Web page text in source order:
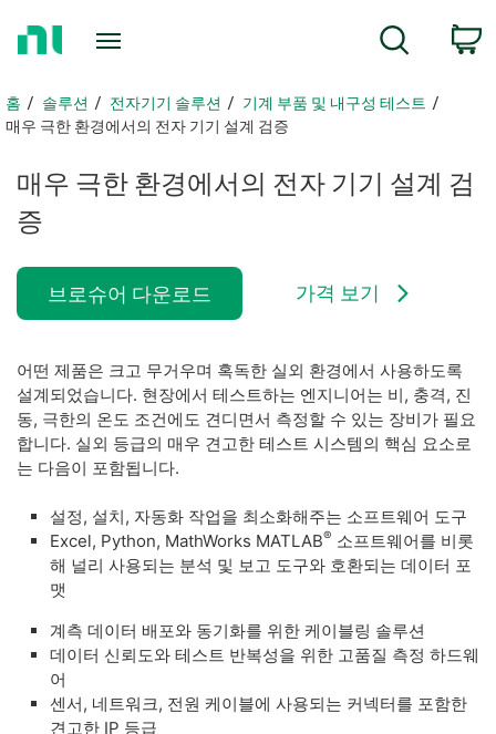
지
로
홈 솔루션 전자기기 솔루션
기계 부품 및 내구성 테스트
매우 극한 환경에서의 전자 기기 설계 검증
매우 극한 환경에서의 전자 기기 설계 검
증
브로슈어 다운로드 가격 보기
어떤 제품은 크고 무거우며 혹독한 실외 환경에서 사용하도록
설계되었습니다. 현장에서 테스트하는 엔지니어는 비, 충격, 진
동, 극한의 온도 조건에도 견디면서 측정할 수 있는 장비가 필요
합니다. 실외 등급의 매우 견고한 테스트 시스템의 핵심 요소로
는 다음이 포함됩니다.
설정, 설치, 자동화 작업을 최소화해주는 소프트웨어 도구
Excel, Python, MathWorks MATLAB® 소프트웨어를 비롯
해 널리 사용되는 분석 및 보고 도구와 호환되는 데이터 포
맷
계측 데이터 배포와 동기화를 위한 케이블링 솔루션
데이터 신뢰도와 테스트 반복성을 위한 고품질 측정 하드웨
어
​센서, 네트워크, 전원 케이블에 사용되는 커넥터를 포함한
견고한 IP 등급